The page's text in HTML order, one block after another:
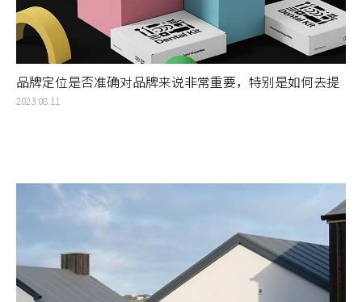
品牌定位是否准确对品牌来说非常重要，特别是如何去提
出和建立新的分支品类
2023.08.11